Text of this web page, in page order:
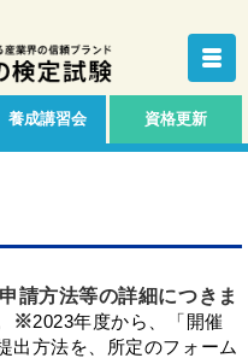
養成講習会 資格更新
請方法等の詳細につきま
※2023年度から、「開催
出方法を、所定のフォーム